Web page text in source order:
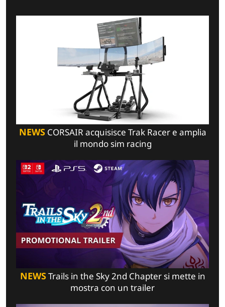
NEWSCORSAIR acquisisce Trak Racer e amplia
il mondo sim racing
NEWSTrails in the Sky 2nd Chapter si mette in
mostra con un trailer